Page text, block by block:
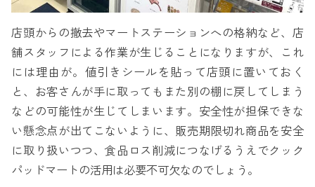
店頭からの撤去やマートステーションへの格納など、店
舗スタッフによる作業が生じることになりますが、これ
には理由が。値引きシールを貼って店頭に置いておく
と、お客さんが手に取ってもまた別の棚に戻してしまう
などの可能性が生じてしまいます。安全性が担保できな
い懸念点が出てこないように、販売期限切れ商品を安全
に取り扱いつつ、食品ロス削減につなげるうえでクック
パッドマートの活用は必要不可欠なのでしょう。